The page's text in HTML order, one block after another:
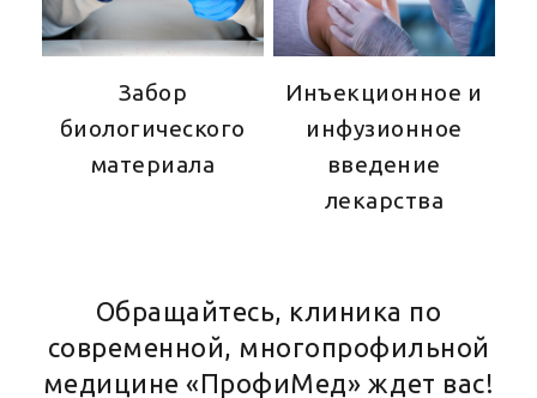
Забор
биологического
материала
Инъекционное и
инфузионное
введение
лекарства
Обращайтесь, клиника по
современной, многопрофильной
медицине «ПрофиМед» ждет вас!
Viber